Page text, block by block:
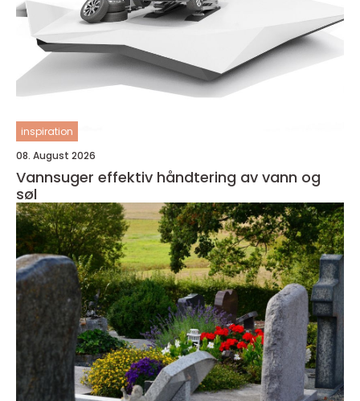
inspiration
08. August 2026
Vannsuger effektiv håndtering av vann og
søl